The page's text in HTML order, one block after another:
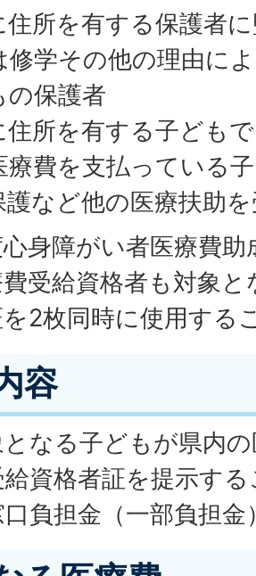
住所を有する保護者
修学その他の理由に
の保護者
住所を有する子ども
療費を支払っている
護など他の医療扶助
心身障がい者医療費
受給資格者も対象
2枚同時に使用する
容
なる子どもが県内
資格者証を提示す
負担金（一部負担